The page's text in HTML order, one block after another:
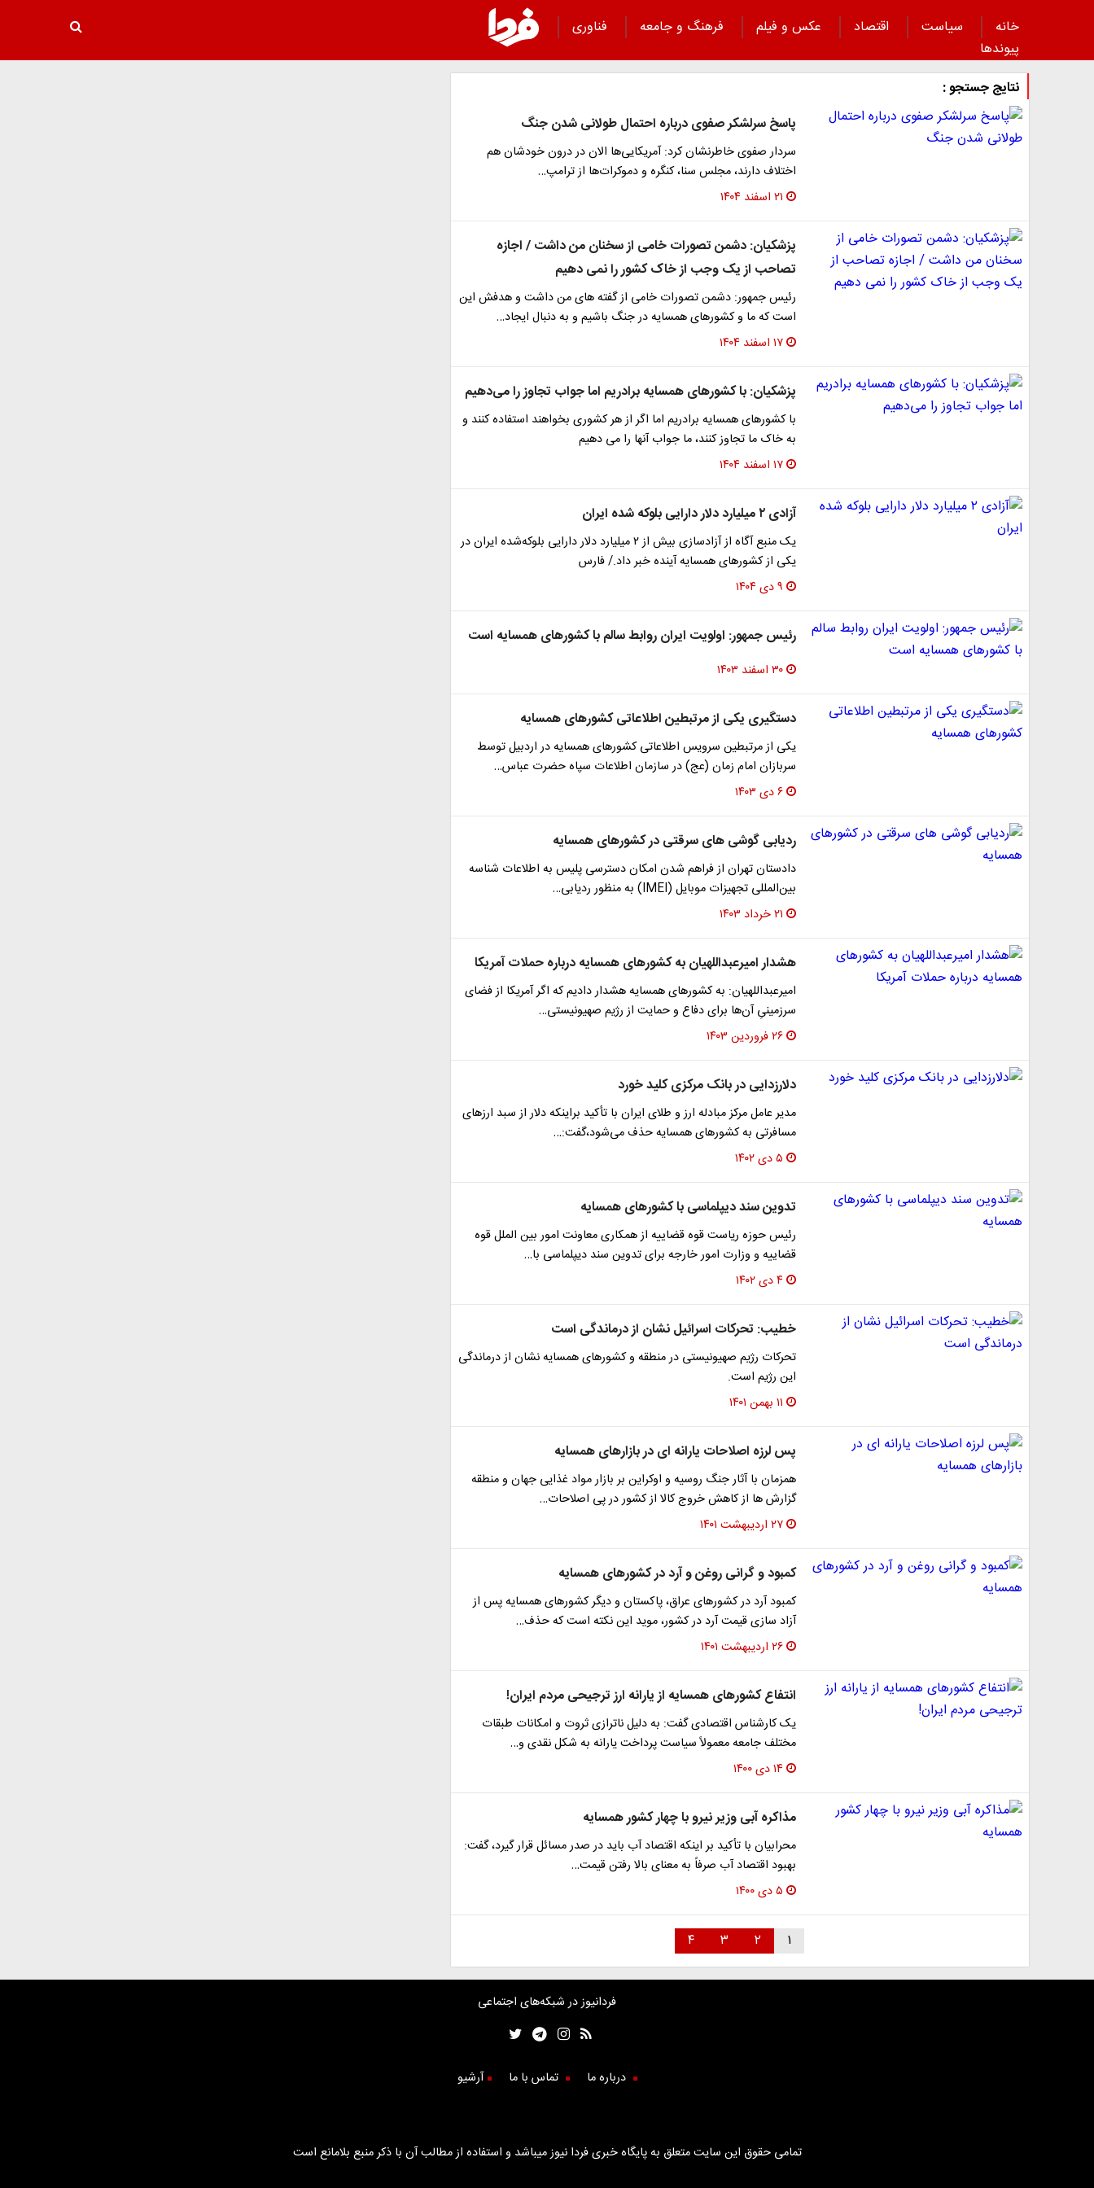
خانه سیاست اقتصاد عکس و فیلم فرهنگ و جامعه
فناوری
پیوند‌ها
نتایج جستجو :
پاسخ سرلشکر صفوی درباره احتمال طولانی شدن جنگ
سردار صفوی خاطرنشان کرد: آمریکایی‌ها الان در درون خودشان هم
اختلاف دارند، مجلس سنا، کنگره و دموکرات‌ها از ترامپ…
۲۱ اسفند ۱۴۰۴
پزشکیان: دشمن تصورات خامی از سخنان من داشت / اجازه
تصاحب از یک وجب از خاک کشور را نمی دهیم
رئیس جمهور: دشمن تصورات خامی از گفته های من داشت و هدفش این
است که ما و کشورهای همسایه در جنگ باشیم و به دنبال ایجاد…
۱۷ اسفند ۱۴۰۴
پزشکیان: با کشورهای همسایه برادریم اما جواب تجاوز را می‌دهیم
با کشورهای همسایه برادریم اما اگر از هر کشوری بخواهند استفاده کنند و
به خاک ما تجاوز کنند، ما جواب آنها را می دهیم
۱۷ اسفند ۱۴۰۴
آزادی ۲ میلیارد دلار دارایی بلوکه شده ایران
یک منبع آگاه از آزادسازی بیش از ۲ میلیارد دلار دارایی بلوکه‌شده ایران در
یکی از کشورهای همسایه آینده خبر داد./ فارس
۹ دی ۱۴۰۴
رئیس جمهور: اولویت ایران روابط سالم با کشورهای همسایه است‌
۳۰ اسفند ۱۴۰۳
دستگیری یکی از مرتبطین اطلاعاتی کشورهای همسایه
یکی از مرتبطین سرویس اطلاعاتی کشورهای همسایه در اردبیل توسط
سربازان امام زمان (عج) در سازمان اطلاعات سپاه حضرت عباس…
۶ دی ۱۴۰۳
ردیابی گوشی های سرقتی در کشورهای همسایه
دادستان تهران از فراهم شدن امکان دسترسی پلیس به اطلاعات شناسه
بین‌المللی تجهیزات موبایل (IMEI) به منظور ردیابی…
۲۱ خرداد ۱۴۰۳
هشدار امیرعبداللهیان به کشورهای همسایه درباره حملات آمریکا
امیرعبداللهیان: به کشورهای همسایه هشدار دادیم که اگر آمریکا از فضای
سرزمینیِ آن‌ها برای دفاع و حمایت از رژیم صهیونیستی…
۲۶ فروردین ۱۴۰۳
دلارزدایی در بانک مرکزی کلید خورد
مدیر عامل مرکز مبادله ارز و طلای ایران با تأکید براینکه دلار از سبد ارزهای
مسافرتی به کشورهای همسایه حذف می‌شود،گفت:…
۵ دی ۱۴۰۲
تدوین سند دیپلماسی با کشورهای همسایه
رئیس حوزه ریاست قوه قضاییه از همکاری معاونت امور بین الملل قوه
قضاییه و وزارت امور خارجه برای تدوین سند دیپلماسی با…
۴ دی ۱۴۰۲
خطیب: تحرکات اسرائیل نشان از درماندگی است
تحرکات رژیم صهیونیستی در منطقه و کشورهای همسایه نشان از درماندگی
این رژیم است.
۱۱ بهمن ۱۴۰۱
پس لرزه اصلاحات یارانه ای در بازارهای همسایه
همزمان با آثار جنگ روسیه و اوکراین بر بازار مواد غذایی جهان و منطقه
گزارش ها از کاهش خروج کالا از کشور در پی اصلاحات…
۲۷ اردیبهشت ۱۴۰۱
کمبود و گرانی روغن و آرد در کشورهای همسایه
کمبود آرد در کشورهای عراق، پاکستان و دیگر کشورهای همسایه پس از
آزاد سازی قیمت آرد در کشور، موید این نکته است که حذف…
۲۶ اردیبهشت ۱۴۰۱
انتفاع کشور‌های همسایه از یارانه ارز ترجیحی مردم ایران!
یک کارشناس اقتصادی گفت: به دلیل ناترازی ثروت و امکانات طبقات
مختلف جامعه معمولاً سیاست پرداخت یارانه به شکل نقدی و…
۱۴ دی ۱۴۰۰
مذاکره آبی وزیر نیرو با چهار کشور همسایه
محرابیان با تأکید بر اینکه اقتصاد آب باید در صدر مسائل قرار گیرد، گفت:
بهبود اقتصاد آب صرفاً به معنای بالا رفتن قیمت…
۵ دی ۱۴۰۰
۱ ۲ ۳ ۴
فردانیوز در شبکه‌های اجتماعی
درباره ما تماس با ما آرشیو
تمامی حقوق این سایت متعلق به پایگاه خبری فردا نیوز میباشد و استفاده از مطالب آن با ذکر منبع بلامانع است